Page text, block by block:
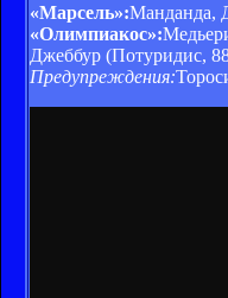
«Марсель»:Манданда,
«Олимпиакос»:
Джеббур (Потуридис,
Предупреждения: